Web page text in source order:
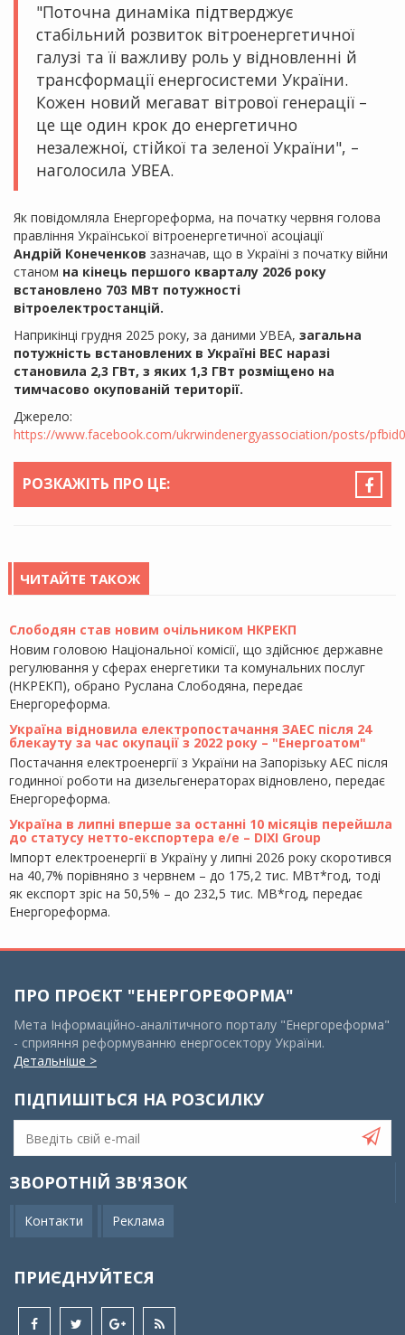
"Поточна динаміка підтверджує
стабільний розвиток вітроенергетичної
галузі та її важливу роль у відновленні й
трансформації енергосистеми України.
Кожен новий мегават вітрової генерації –
це ще один крок до енергетично
незалежної, стійкої та зеленої України", –
наголосила УВЕА.
Як повідомляла Енергореформа, на початку червня голова
правління Української вітроенергетичної асоціації
Андрій Конеченков зазначав, що в Україні з початку війни
станом на кінець першого кварталу 2026 року
встановлено 703 МВт потужності
вітроелектростанцій.
Наприкінці грудня 2025 року, за даними УВЕА, загальна
потужність встановлених в Україні ВЕС наразі
становила 2,3 ГВт, з яких 1,3 ГВт розміщено на
тимчасово окупованій території.
Джерело:
https://www.facebook.com/ukrwindenergyassociation/posts/
РОЗКАЖІТЬ ПРО ЦЕ:
ЧИТАЙТЕ ТАКОЖ
Слободян став новим очільником НКРЕКП
Новим головою Національної комісії, що здійснює державне
регулювання у сферах енергетики та комунальних послуг
(НКРЕКП), обрано Руслана Слободяна, передає
Енергореформа.
Україна відновила електропостачання ЗАЕС після 24
блекауту за час окупації з 2022 року – "Енергоатом"
Постачання електроенергії з України на Запорізьку АЕС після
годинної роботи на дизельгенераторах відновлено, передає
Енергореформа.
Україна в липні вперше за останні 10 місяців перейшла
до статусу нетто-експортера е/е – DIXI Group
Імпорт електроенергії в Україну у липні 2026 року скоротився
на 40,7% порівняно з червнем – до 175,2 тис. МВт*год, тоді
як експорт зріс на 50,5% – до 232,5 тис. МВ*год, передає
Енергореформа.
ПРО ПРОЄКТ "ЕНЕРГОРЕФОРМА"
Мета Інформаційно-аналітичного порталу "Енергореформа"
- сприяння реформуванню енергосектору України.
Детальніше >
ПІДПИШІТЬСЯ НА РОЗСИЛКУ
ЗВОРОТНІЙ ЗВ'ЯЗОК
Контакти Реклама
ПРИЄДНУЙТЕСЯ